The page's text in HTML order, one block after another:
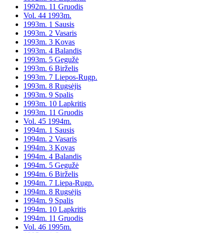
1992m. 11 Gruodis
Vol. 44 1993m.
1993m. 1 Sausis
1993m. 2 Vasaris
1993m. 3 Kovas
1993m. 4 Balandis
1993m. 5 Gegužė
1993m. 6 Birželis
1993m. 7 Liepos-Rugp.
1993m. 8 Rugsėjis
1993m. 9 Spalis
1993m. 10 Lapkritis
1993m. 11 Gruodis
Vol. 45 1994m.
1994m. 1 Sausis
1994m. 2 Vasaris
1994m. 3 Kovas
1994m. 4 Balandis
1994m. 5 Gegužė
1994m. 6 Birželis
1994m. 7 Liepa-Rugp.
1994m. 8 Rugsėjis
1994m. 9 Spalis
1994m. 10 Lapkritis
1994m. 11 Gruodis
Vol. 46 1995m.